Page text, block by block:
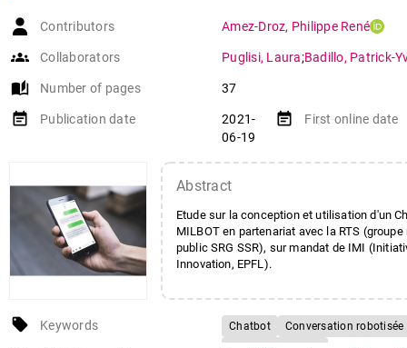
Contributors Amez-Droz, Philippe René
groups Collaborators Puglisi, Laura;Badillo, Patrick-
auto_stories Number of pages 37
event_note Publication date
2021-
06-19
event_note First online date
Abstract
Etude sur la conception et utilisation d'un
MILBOT en partenariat avec la RTS
public SRG SSR), sur mandat de IMI
Innovation, EPFL).
local_offer Keywords Chatbot
Conversation robotisée